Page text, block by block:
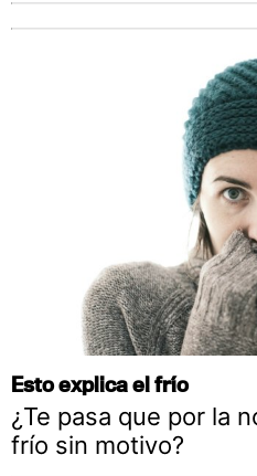
Esto explica el frío
¿Te pasa que por la
frío sin motivo?